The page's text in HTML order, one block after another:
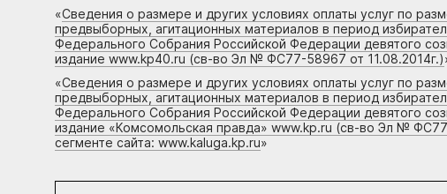
«Сведения о размере и других условиях оплаты услуг по
предвыборных, агитационных материалов в период
Федерального Собрания Российской Федерации девятого
издание www.kp40.ru (св-во Эл № ФС77-58967 от 11.08.2014г.)
«Сведения о размере и других условиях оплаты услуг по
предвыборных, агитационных материалов в период
Федерального Собрания Российской Федерации девятого
издание «Комсомольская правда» www.kp.ru (св-во Эл №
сегменте сайта: www.kaluga.kp.ru»